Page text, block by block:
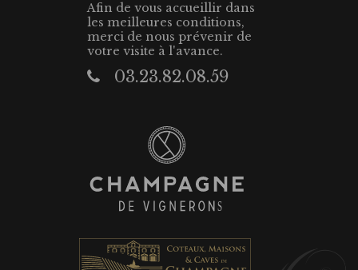
Afin de vous accueillir dans
les meilleures conditions,
merci de nous prévenir de
votre visite à l'avance.
03.23.82.08.59